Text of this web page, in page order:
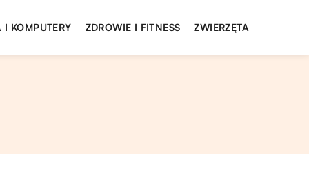
KOMPUTERY ZDROWIE I FITNESS ZWIERZĘTA